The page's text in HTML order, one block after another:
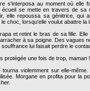
s'interposa au moment où elle
écueil se mette en travers de sa
elle repoussa sa génitrice, qui
le choc, lorsqu'elle voulut abattre la
et retint le bras de sa fille.
à sa poigne. Des vagues
souffrance lui faisait perdre le
protégée une fois de trop, maman !
tourna violemment sur elle-
Morgane en profita pour la